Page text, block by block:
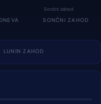
Sončni zahod
SONČNI ZAHOD
LUNIN ZAHOD